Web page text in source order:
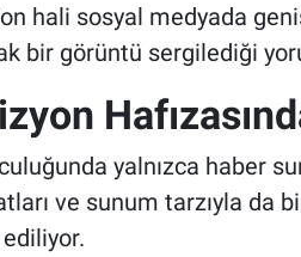
hali sosyal medyada
bir görüntü sergilediği
yalnızca haber
ve sunum tarzıyla da